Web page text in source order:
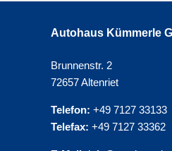
Autohaus Kümmerle
Brunnenstr. 2
72657 Altenriet
Telefon: +49 7127 33133
Telefax: +49 7127 33362